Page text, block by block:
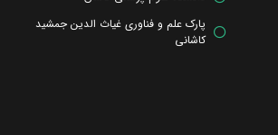
پارک علم و فناوری غیاث الدین جمشید
کاشانی